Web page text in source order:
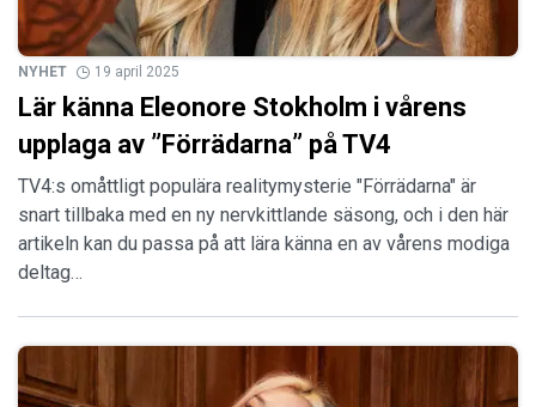
NYHET 19 april 2025
Lär känna Eleonore Stokholm i vårens
upplaga av ”Förrädarna” på TV4
TV4:s omåttligt populära realitymysterie "Förrädarna" är
snart tillbaka med en ny nervkittlande säsong, och i den här
artikeln kan du passa på att lära känna en av vårens modiga
deltag…